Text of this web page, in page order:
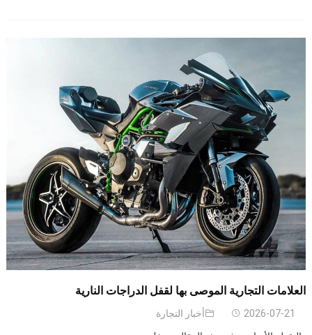
العلامات التجارية الموصى بها لقفل الدراجات النارية
2026-07-21 أخبار التجارة